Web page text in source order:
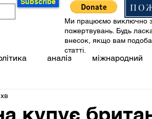
Ми працюємо виключно
пожертвувань. Будь
внесок, якщо вам
статті.
аналіз міжнародний
купує